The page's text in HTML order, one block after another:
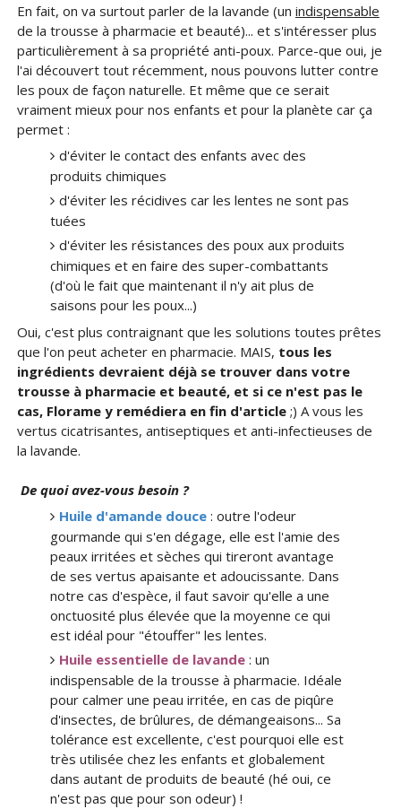
En fait, on va surtout parler de la lavande (un indispensable
de la trousse à pharmacie et beauté)... et s'intéresser plus
particulièrement à sa propriété anti-poux. Parce-que oui, je
l'ai découvert tout récemment, nous pouvons lutter contre
les poux de façon naturelle. Et même que ce serait
vraiment mieux pour nos enfants et pour la planète car ça
permet :
d'éviter le contact des enfants avec des
produits chimiques
d'éviter les récidives car les lentes ne sont pas
tuées
d'éviter les résistances des poux aux produits
chimiques et en faire des super-combattants
(d'où le fait que maintenant il n'y ait plus de
saisons pour les poux...)
Oui, c'est plus contraignant que les solutions toutes prêtes
que l'on peut acheter en pharmacie. MAIS, tous les
ingrédients devraient déjà se trouver dans votre
trousse à pharmacie et beauté, et si ce n'est pas le
cas, Florame y remédiera en fin d'article;) A vous les
vertus cicatrisantes, antiseptiques et anti-infectieuses de
la lavande.
De quoi avez-vous besoin ?
Huile d'amande douce : outre l'odeur
gourmande qui s'en dégage, elle est l'amie des
peaux irritées et sèches qui tireront avantage
de ses vertus apaisante et adoucissante. Dans
notre cas d'espèce, il faut savoir qu'elle a une
onctuosité plus élevée que la moyenne ce qui
est idéal pour "étouffer" les lentes.
Huile essentielle de lavande : un
indispensable de la trousse à pharmacie. Idéale
pour calmer une peau irritée, en cas de piqûre
d'insectes, de brûlures, de démangeaisons... Sa
tolérance est excellente, c'est pourquoi elle est
très utilisée chez les enfants et globalement
dans autant de produits de beauté (hé oui, ce
n'est pas que pour son odeur) !